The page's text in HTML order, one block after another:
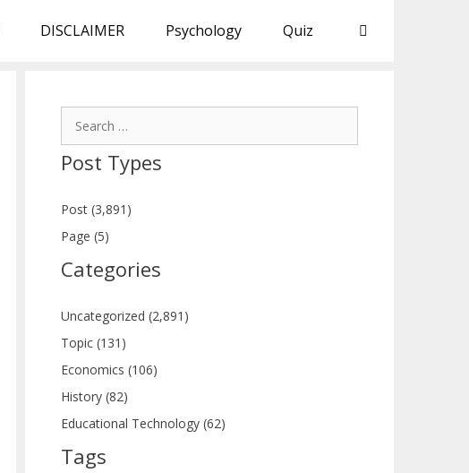
DISCLAIMER Psychology Quiz
Post Types
Post (3,891)
Page (5)
Categories
Uncategorized (2,891)
Topic (131)
Economics (106)
History (82)
Educational Technology (62)
Tags